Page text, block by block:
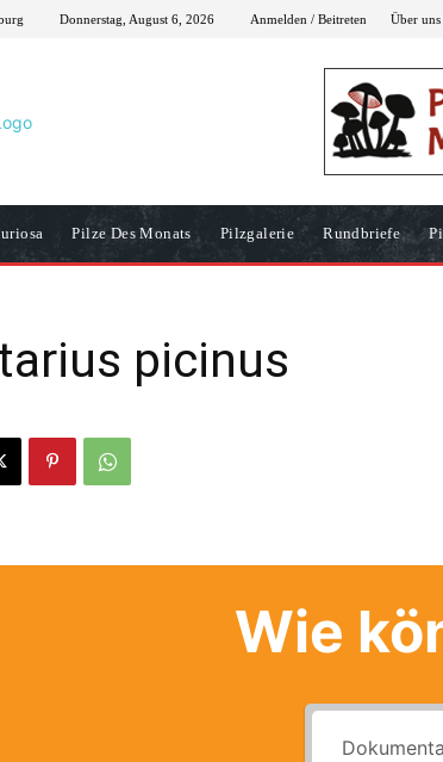
Donnerstag, August 6, 2026 Anmelden / Beitreten Über uns
Pilze Des Monats Pilzgalerie Rundbriefe
picinus
Wie